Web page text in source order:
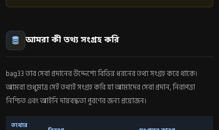
আমরা কী তথ্য সংগ্রহ করি
bag33 তার সেবা প্রদানের উদ্দেশ্যে বিভিন্ন ধরনের তথ্য সংগ্রহ করে থাকে।
আমরা শুধুমাত্র সেই তথ্যই সংগ্রহ করি যা আমাদের সেবা প্রদান, নিরাপত্তা
নিশ্চিত এবং আইনি দায়বদ্ধতা পূরণের জন্য প্রয়োজন।
তথ্যের